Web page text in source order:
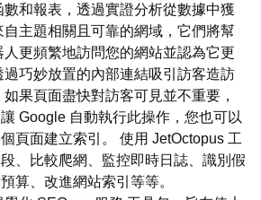
和報表，透過實證分析從數據中獲
主題相關且可靠的網域，它們將幫
更頻繁地訪問您的網站並認為它更
巧妙放置的內部連結吸引訪客造訪
果頁面盡快對訪客可見並不重要，
Google 自動執行此操作，您也可以
頁面建立索引。 使用 JetOctopus 工
、比較爬網、監控即時日誌、識別假
算、改進網站索引等等。